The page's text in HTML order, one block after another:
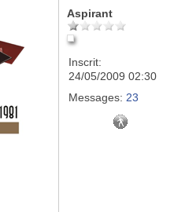
Aspirant
Inscrit:
24/05/2009 02:30
Messages: 23